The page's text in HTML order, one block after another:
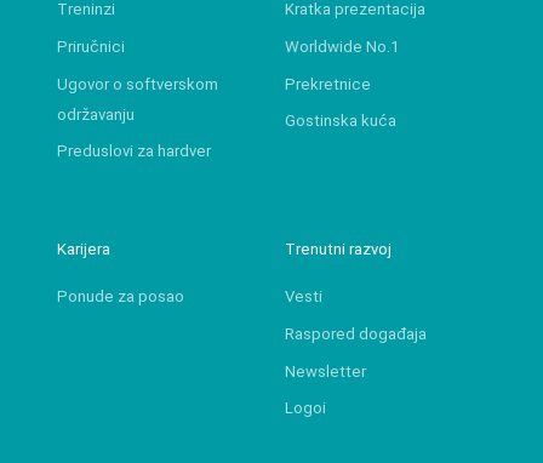
Treninzi
Priručnici
Ugovor o softverskom
održavanju
Preduslovi za hardver
Kratka prezentacija
Worldwide No.1
Prekretnice
Gostinska kuća
Karijera
Ponude za posao
Trenutni razvoj
Vesti
Raspored događaja
Newsletter
Logoi